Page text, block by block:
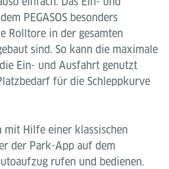
PEGASOS besonders
Rolltore in der gesamten
sind. So kann die maximale
Ein- und Ausfahrt genutzt
für die Schleppkurve
mit Hilfe einer klassischen
der Park-App auf dem
rufen und bedienen.